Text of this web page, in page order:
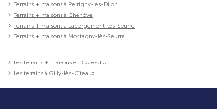
Terrains + maisons à Perrigny-lès-Dijon
Terrains + maisons à Chenôve
Terrains + maisons à Labergement-lès-Seurre
Terrains + maisons à Montagny-lès-Seurre
Les terrains + maisons en Côte-d'or
Les terrains à Gilly-lès-Cîteaux